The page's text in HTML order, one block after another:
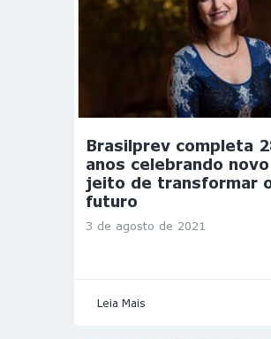
Brasilprev completa
anos celebrando novo
jeito de transformar
futuro
3 de agosto de 2021
Leia Mais